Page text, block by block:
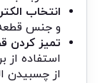
انتخاب
و جنس
تمیز کردن
استفاده از
از چسبیدن